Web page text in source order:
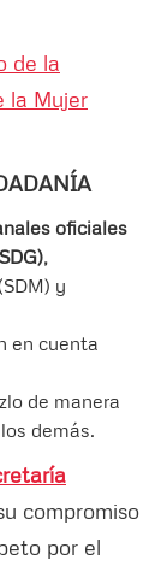
de la
la Mujer
oficiales
y
en cuenta
de manera
demás.
compromiso
por el